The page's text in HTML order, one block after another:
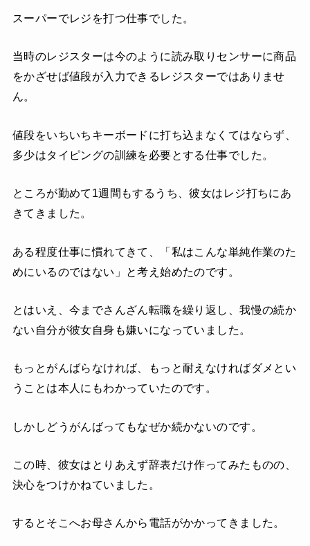
スーパーでレジを打つ仕事でした。
当時のレジスターは今のように読み取りセンサーに商品
をかざせば値段が入力できるレジスターではありませ
ん。
値段をいちいちキーボードに打ち込まなくてはならず、
多少はタイピングの訓練を必要とする仕事でした。
ところが勤めて1週間もするうち、彼女はレジ打ちにあ
きてきました。
ある程度仕事に慣れてきて、「私はこんな単純作業のた
めにいるのではない」と考え始めたのです。
とはいえ、今までさんざん転職を繰り返し、我慢の続か
ない自分が彼女自身も嫌いになっていました。
もっとがんばらなければ、もっと耐えなければダメとい
うことは本人にもわかっていたのです。
しかしどうがんばってもなぜか続かないのです。
この時、彼女はとりあえず辞表だけ作ってみたものの、
決心をつけかねていました。
するとそこへお母さんから電話がかかってきました。